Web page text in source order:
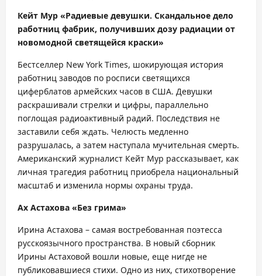
Кейт Мур «Радиевые девушки. Скандальное дело
работниц фабрик, получивших дозу радиации от
новомодной светящейся краски»
Бестселлер New York Times, шокирующая история
работниц заводов по росписи светящихся
циферблатов армейских часов в США. Девушки
раскрашивали стрелки и цифры, параллельно
поглощая радиоактивный радий. Последствия не
заставили себя ждать. Челюсть медленно
разрушалась, а затем наступала мучительная смерть.
Американский журналист Кейт Мур рассказывает, как
личная трагедия работниц приобрела национальный
масштаб и изменила нормы охраны труда.
Ах Астахова «Без грима»
Ирина Астахова – самая востребованная поэтесса
русскоязычного пространства. В новый сборник
Ирины Астаховой вошли новые, еще нигде не
публиковавшиеся стихи. Одно из них, стихотворение